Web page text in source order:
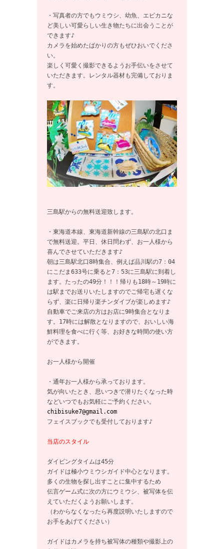
・写真者の方でもウミウシ、幼魚、エビカニな
ど美しい可愛らしい生き物たちに出会うことが
できます♪
カメラを始めたばかりの方もぜひおいでくださ
い。
楽しく可愛く撮影できるようお手伝いをさせて
いただきます。レンタル器材も完備しておりま
す。
三島駅からの無料送迎致します。
・東海道本線、東海道新幹線の三島駅の北口ま
で無料送迎。平日、休日問わず、お一人様から
喜んでさせていただきます♪
朝は三島駅北口8時集合、例えば品川駅の7：04
にこだま633号に乗ると7：53に三島駅に到着し
ます。たったの49分！！！帰りも18時～19時に
は駅までお送りいたしますのでご帰宅も遅くな
らず、楽に日帰り楽チンダイブが楽しめます♪
自動車でご来店の方はお店に9時集合となりま
す。17時には解散となりますので、おいしい海
鮮料理を食べに行く等、お好きな時間の使い方
ができます。
お一人様から開催
・通年お一人様から承っております。
気が向いたとき、思いつきで潜りたくなった時
chibisuke7@gmail.com
フェイスブックでも受付しております♪
当店のスタイル
ダイビングタイムは45分
ガイドは極小ウミウシガイド中心となります。
多くの生物を探し出すことに集中するため
伝言ゲーム式に次の方にウミウシ、被写体を伝
えていただくようお願いします。
（わからなくなったら再度説明いたしますので
お手をあげてください）
ガイドはカメラを持ち被写体の種類や撮影上の